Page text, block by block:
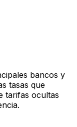
bancos y
tasas que
tarifas ocultas